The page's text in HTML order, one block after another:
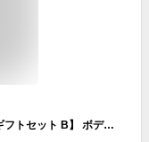
SABON (サボン) 【デリケート・ジャスミン ギフトセット B】 ボディスクラブ + ハートスプーン + フラワーコサージュ (ラッピング済)